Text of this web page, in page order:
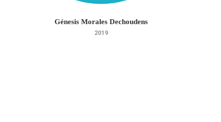
Génesis Morales Dechoudens
2019